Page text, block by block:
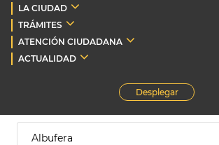
LA CIUDAD
TRÁMITES
ATENCIÓN CIUDADANA
ACTUALIDAD
Desplegar
Albufera